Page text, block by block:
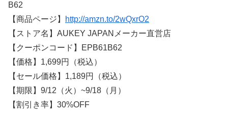
B62
【商品ページ】
http://amzn.to/2wQxrO2
【ストア名】AUKEY JAPANメーカー直営店
【クーポンコード】EPB61B62
【価格】1,699円（税込）
【セール価格】1,189円（税込）
【期限】9/12（火）~9/18（月）
【割引き率】30%OFF